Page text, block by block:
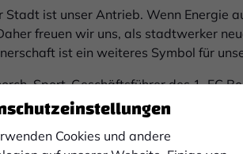
Cookies und andere
Stadt ist unser Antrieb. Wenn
freuen wir uns, als stadtwerker
ist ein weiteres Symbol für
Sport-Geschäftsführer des 1. FC
beziehungsweise die frühere BEW
Umso mehr freut es uns, diesen